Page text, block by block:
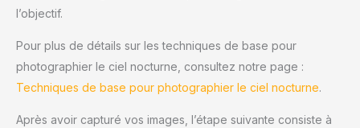
l’objectif.
Pour plus de détails sur les techniques de base pour
photographier le ciel nocturne, consultez notre page :
Techniques de base pour photographier le ciel nocturne.
Après avoir capturé vos images, l’étape suivante consiste à